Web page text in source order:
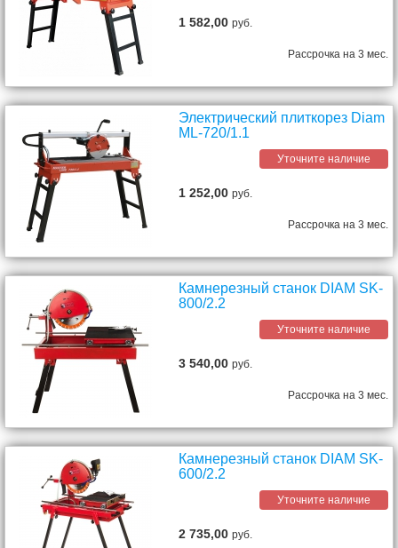
1 582,00руб.
Рассрочка на 3 мес.
Электрический плиткорез Diam
ML-720/1.1
Уточните наличие
1 252,00руб.
Рассрочка на 3 мес.
Камнерезный станок DIAM SK-
800/2.2
Уточните наличие
3 540,00руб.
Рассрочка на 3 мес.
Камнерезный станок DIAM SK-
600/2.2
Уточните наличие
2 735,00руб.